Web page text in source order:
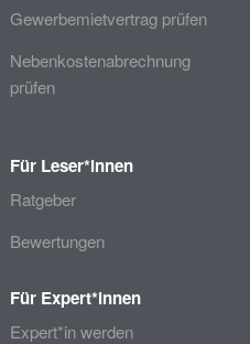
Gewerbemietvertrag prüfen
Nebenkostenabrechnung
prüfen
Für Leser*innen
Ratgeber
Bewertungen
Für Expert*innen
Expert*in werden